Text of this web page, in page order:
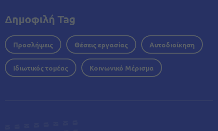
Δημοφιλή Tag
Προσλήψεις Θέσεις εργασίας Αυτοδιοίκηση
Ιδιωτικός τομέας Κοινωνικό Μέρισμα